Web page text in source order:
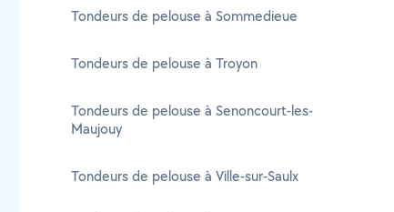
Tondeurs de pelouse à Sommedieue
Tondeurs de pelouse à Troyon
Tondeurs de pelouse à Senoncourt-les-
Maujouy
Tondeurs de pelouse à Ville-sur-Saulx